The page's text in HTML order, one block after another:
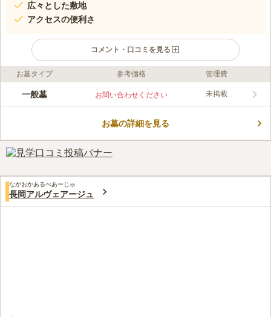
広々とした敷地
アクセスの便利さ
コメント・口コミを見る
口コミ評価
この霊園はまだ誰からも評価されていません。
お墓タイプ 参考価格 管理費
一般墓 お問い合わせください 未掲載
お墓の詳細を見る
ながおかあるべあーじゅ
長岡アルヴェアージュ